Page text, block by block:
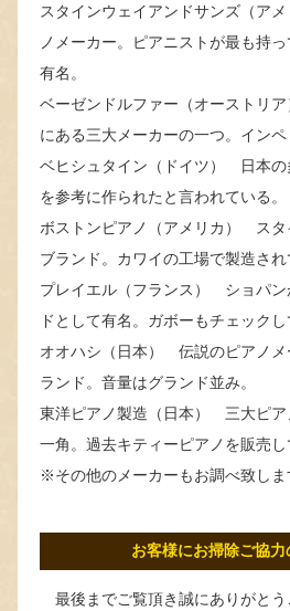
スタインウェイアンドサンズ（ア
ノメーカー。ピアニストが最も持
有名。
ベーゼンドルファー（オーストリ
にある三大メーカーの一つ。インペ
ベヒシュタイン（ドイツ） 日本の
を参考に作られたと言われている。
ボストンピアノ（アメリカ） スタ
ブランド。カワイの工場で製造され
プレイエル（フランス） ショパン
ドとして有名。ガボーもチェックし
オオハシ（日本） 伝説のピアノメ
ランド。音量はグランド並み。
東洋ピアノ製造（日本） 三大ピア
一角。過去キティーピアノを販売し
※その他のメーカーもお調べ致しま
お客様にお掃除ご協力
最後までご覧頂き誠にありがと